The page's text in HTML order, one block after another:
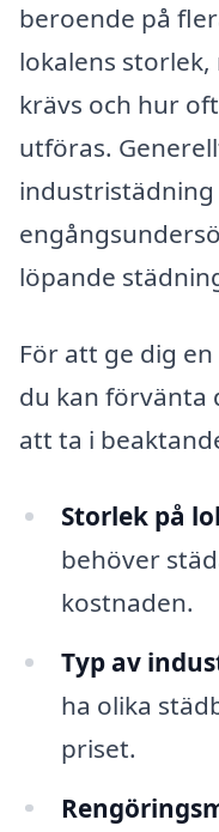
beroende på
lokalens
krävs och hur
utföras.
löpande
För att ge dig
du kan förvänta
att ta i
Storlek på
behöver
kostnaden.
Typ av
ha olika
priset.